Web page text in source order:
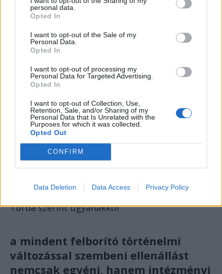
personal data.
Opted In
I want to opt-out of the Sale of my
Personal Data.
Opted In
I want to opt-out of processing my
Personal Data for Targeted Advertising.
Opted In
I want to opt-out of Collection, Use,
Retention, Sale, and/or Sharing of my
Personal Data that Is Unrelated with the
Purposes for which it was collected.
Opted Out
CONFIRM
Data Deletion Data Access Privacy Policy
bázisát a kolozsvári egyetem adta, és
amelynek megalkuvást nem tűrő hozzáállására
a moderátor Apáthy István zoológus
professzort, a kolozsvári Állattani Intézet
alapítóját hozta fel példaként, aki, ha
Németországból olyan levelet kapott, amelyet
a feladó Klausenburg címzéssel látott el, azt
akkor érdekli a levél, ha Kolozsvár áll rajta.
Apáthy semmilyen kompromisszumra nem
volt hajlandó a berendezkedő új hatalommal,
aminek következtében a román hatóságok
börtönbe zárták, és végül egy ott szerzett
Magyarországra.
Turda szerint ugyanakkor
a mindent felborító történelmi
változással szembeni ellenállást
nemcsak egyéni, hanem intézményi